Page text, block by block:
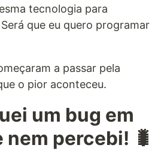
tecnologia para
que eu quero programar
a passar pela
o pior aconteceu.
um bug em
nem percebi! 🐛